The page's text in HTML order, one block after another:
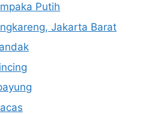
Putih
Jakarta Barat